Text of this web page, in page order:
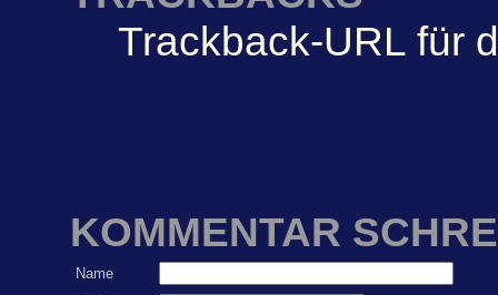
Trackback-URL für
KOMMENTAR
Name